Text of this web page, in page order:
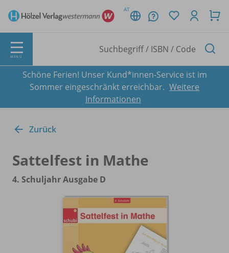
AT
MENÜ
Schöne Ferien! Unser Kund*innen-Service ist im
Sommer eingeschränkt erreichbar. Weitere
Informationen
Zurück
Sattelfest in Mathe
4. Schuljahr Ausgabe D